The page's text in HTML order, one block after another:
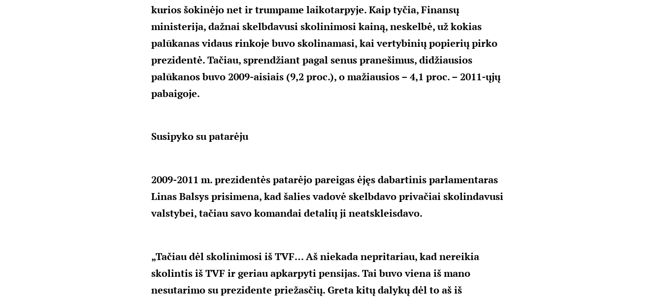
kurios šokinėjo net ir trumpame laikotarpyje. Kaip tyčia, Finansų
ministerija, dažnai skelbdavusi skolinimosi kainą, neskelbė, už kokias
palūkanas vidaus rinkoje buvo skolinamasi, kai vertybinių popierių pirko
prezidentė. Tačiau, sprendžiant pagal senus pranešimus, didžiausios
palūkanos buvo 2009-aisiais (9,2 proc.), o mažiausios – 4,1 proc. – 2011-ųjų
pabaigoje.
Susipyko su patarėju
2009-2011 m. prezidentės patarėjo pareigas ėjęs dabartinis parlamentaras
Linas Balsys prisimena, kad šalies vadovė skelbdavo privačiai skolindavusi
valstybei, tačiau savo komandai detalių ji neatskleisdavo.
„Tačiau dėl skolinimosi iš TVF… Aš niekada nepritariau, kad nereikia
skolintis iš TVF ir geriau apkarpyti pensijas. Tai buvo viena iš mano
nesutarimo su prezidente priežasčių. Greta kitų dalykų dėl to aš iš